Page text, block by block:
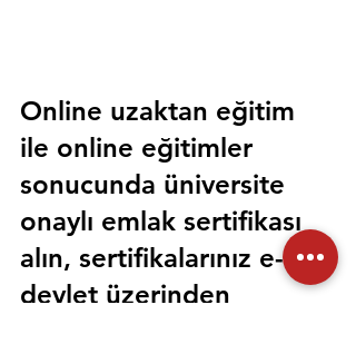
Online uzaktan eğitim
ile online eğitimler
sonucunda üniversite
onaylı emlak sertifikası
alın, sertifikalarınız e-
devlet üzerinden